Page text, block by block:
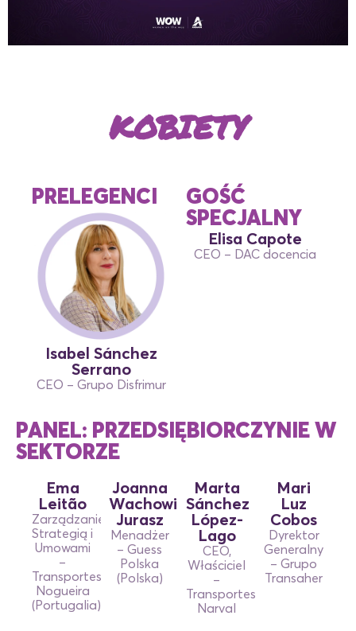
KOBIETY
PRELEGENCI
Isabel Sánchez
Serrano
CEO – Grupo Disfrimur
GOŚĆ
SPECJALNY
Elisa Capote​
CEO – DAC docencia
PANEL: PRZEDSIĘBIORCZYNIE W
SEKTORZE
Ema
Leitão
Zarządzanie
Strategią i
Umowami
–
Transportes
Nogueira
(Portugalia)
Joanna
Wachowiak-
Jurasz
Menadżer
– Guess
Polska
(Polska)
Marta
Sánchez
López-
Lago
CEO,
Właściciel
–
Transportes
Narval
Mari
Luz
Cobos
Dyrektor
Generalny
– Grupo
Transaher